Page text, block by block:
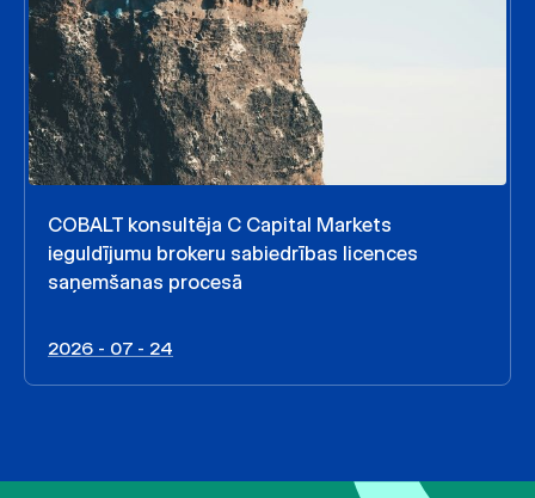
COBALT konsultēja C Capital Markets
ieguldījumu brokeru sabiedrības licences
saņemšanas procesā
2026 - 07 - 24